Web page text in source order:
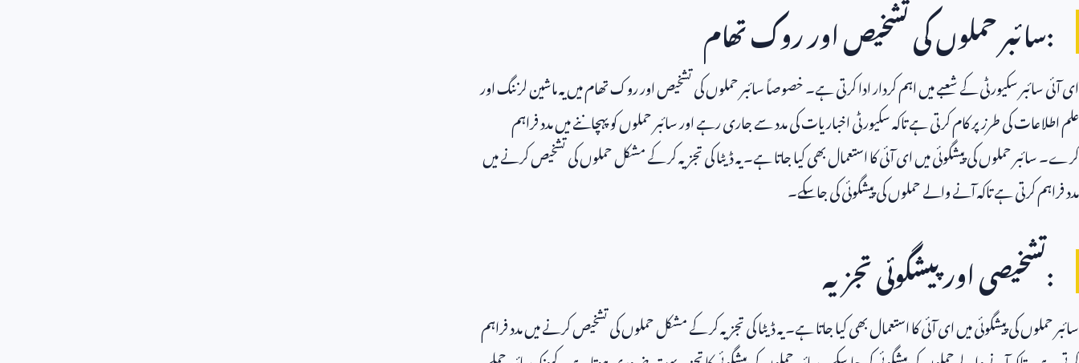
:سائبر حملوں کی تشخیص اور روک تھام
ای آئی سائبر سکیورٹی کے شعبے میں اہم کردار ادا کرتی ہے۔ خصوصاً سائبر حملوں کی تشخیص اور روک تھام میں یہ ماشین لرننگ اور
علم اطلاعات کی طرز پر کام کرتی ہے تاکہ سکیورٹی اخباریات کی مدد سے جاری رہے اور سائبر حملوں کو پہچاننے میں مدد فراہم
کرے۔ سائبر حملوں کی پیشگوئی میں ای آئی کا استعمال بھی کیا جاتا ہے۔ یہ ڈیٹا کی تجزیہ کر کے مشکل حملوں کی تشخیص کرنے میں
مدد فراہم کرتی ہے تاکہ آنے والے حملوں کی پیشگوئی کی جاسکے۔
:تشخیصی اور پیشگوئی تجزیہ
سائبر حملوں کی پیشگوئی میں ای آئی کا استعمال بھی کیا جاتا ہے۔ یہ ڈیٹا کی تجزیہ کر کے مشکل حملوں کی تشخیص کرنے میں مدد فراہم